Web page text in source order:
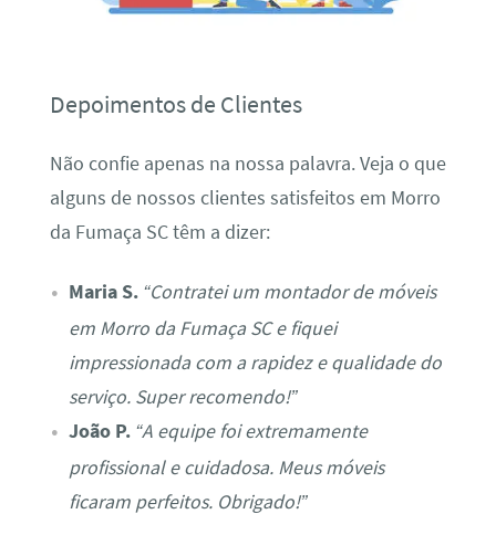
Depoimentos de Clientes
Não confie apenas na nossa palavra. Veja o que
alguns de nossos clientes satisfeitos em Morro
da Fumaça SC têm a dizer:
Maria S. “Contratei um montador de móveis
em Morro da Fumaça SC e fiquei
impressionada com a rapidez e qualidade do
serviço. Super recomendo!”
João P. “A equipe foi extremamente
profissional e cuidadosa. Meus móveis
ficaram perfeitos. Obrigado!”